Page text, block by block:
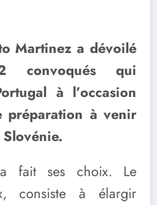
Martinez a dévoilé
qui
à l’occasion
préparation à venir
ses choix. Le
consiste à élargir